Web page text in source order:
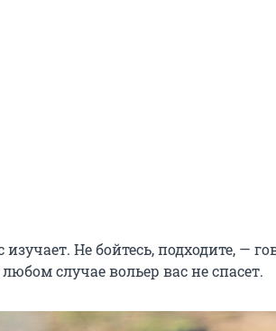
изучает. Не бойтесь, подходите, —
случае вольер вас не спасет.